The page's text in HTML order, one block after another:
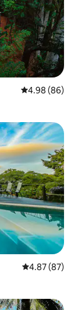
平均评分 4.98
4.98 (86)
平均评分
4.87 (87)